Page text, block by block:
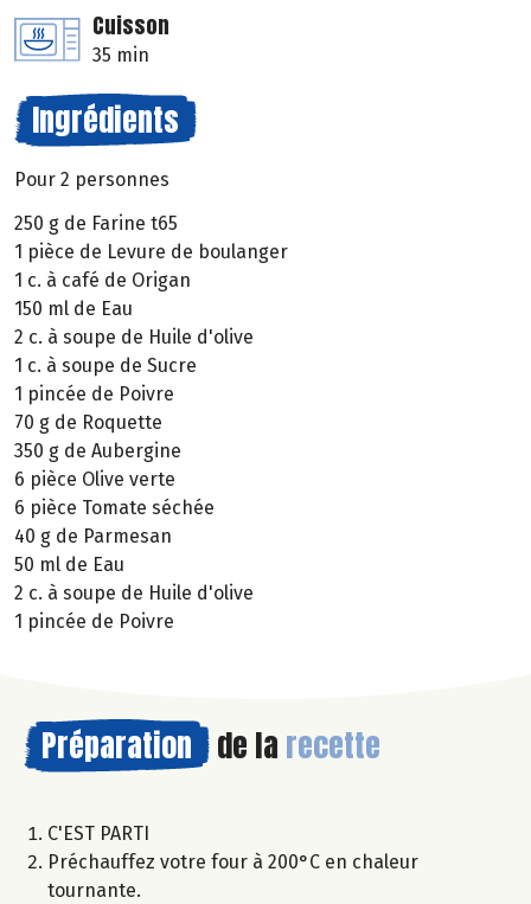
Cuisson
35 min
Ingrédients
Pour 2 personnes
250 g de Farine t65
1 pièce de Levure de boulanger
1 c. à café de Origan
150 ml de Eau
2 c. à soupe de Huile d'olive
1 c. à soupe de Sucre
1 pincée de Poivre
70 g de Roquette
350 g de Aubergine
6 pièce Olive verte
6 pièce Tomate séchée
40 g de Parmesan
50 ml de Eau
2 c. à soupe de Huile d'olive
1 pincée de Poivre
Préparation de la recette
C'EST PARTI
Préchauffez votre four à 200°C en chaleur
tournante.